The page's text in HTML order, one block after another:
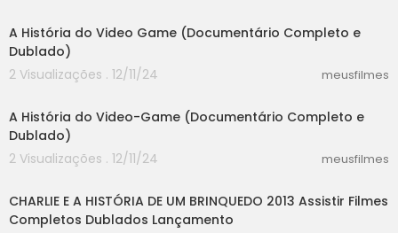
A História do Video Game (Documentário Completo e
Dublado)
2 Visualizações . 12/11/24
meusfilmes
A História do Video-Game (Documentário Completo e
Dublado)
2 Visualizações . 12/11/24
meusfilmes
CHARLIE E A HISTÓRIA DE UM BRINQUEDO 2013 Assistir Filmes
Completos Dublados Lançamento